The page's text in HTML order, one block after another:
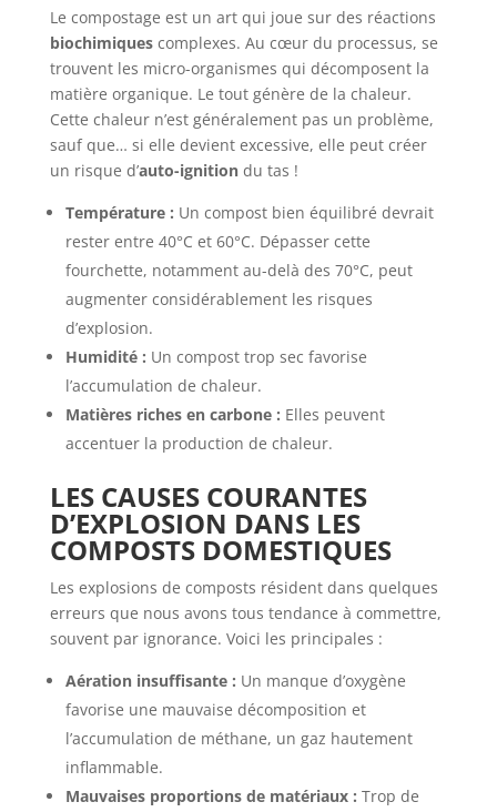
Le compostage est un art qui joue sur des réactions
biochimiquescomplexes. Au cœur du processus, se
trouvent les micro-organismes qui décomposent la
matière organique. Le tout génère de la chaleur.
Cette chaleur n’est généralement pas un problème,
sauf que… si elle devient excessive, elle peut créer
un risque d’auto-ignitiondu tas !
Température : Un compost bien équilibré devrait
rester entre 40°C et 60°C. Dépasser cette
fourchette, notamment au-delà des 70°C, peut
augmenter considérablement les risques
d’explosion.
Humidité : Un compost trop sec favorise
l’accumulation de chaleur.
Matières riches en carbone : Elles peuvent
accentuer la production de chaleur.
LES CAUSES COURANTES
D’EXPLOSION DANS LES
COMPOSTS DOMESTIQUES
Les explosions de composts résident dans quelques
erreurs que nous avons tous tendance à commettre,
souvent par ignorance. Voici les principales :
Aération insuffisante : Un manque d’oxygène
favorise une mauvaise décomposition et
l’accumulation de méthane, un gaz hautement
inflammable.
Mauvaises proportions de matériaux : Trop de